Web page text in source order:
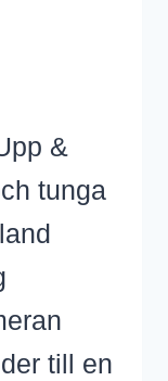
&
tunga
till en